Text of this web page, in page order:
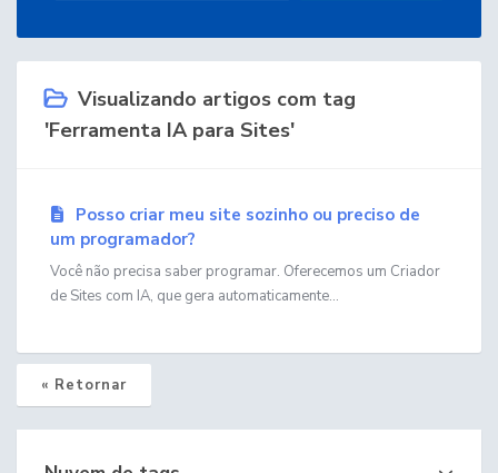
Visualizando artigos com tag
'Ferramenta IA para Sites'
Posso criar meu site sozinho ou preciso de
um programador?
Você não precisa saber programar. Oferecemos um Criador
de Sites com IA, que gera automaticamente...
« Retornar